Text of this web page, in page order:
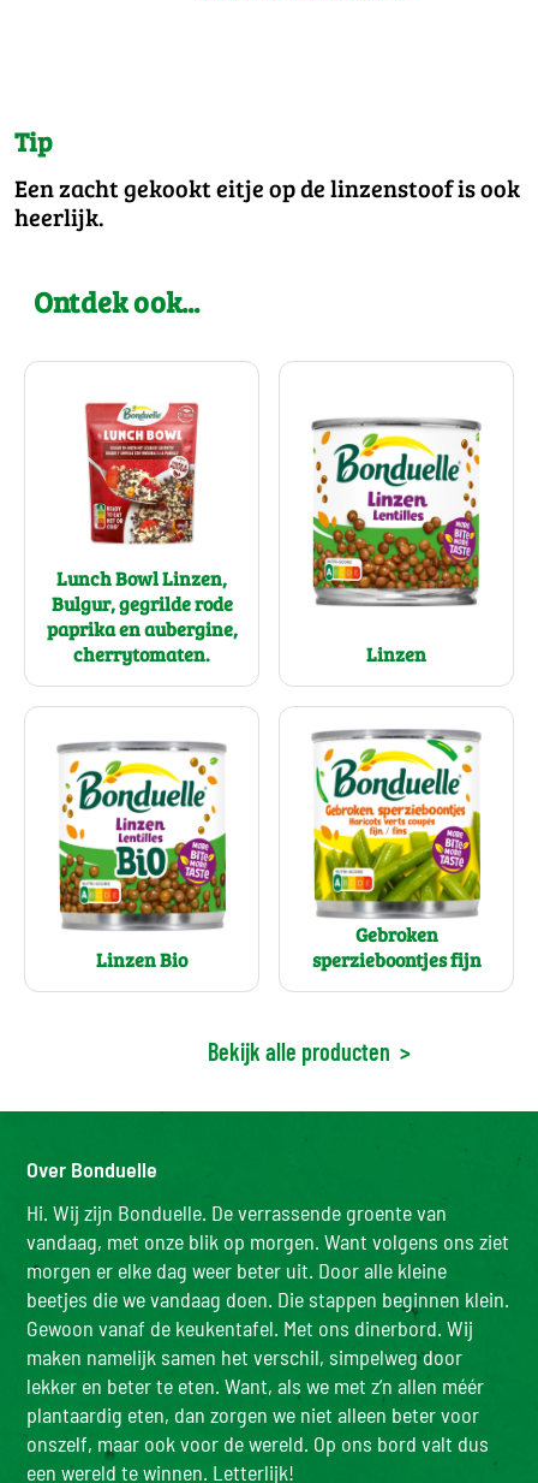
Tip
Een zacht gekookt eitje op de linzenstoof is ook
heerlijk.
Ontdek ook...
Lunch Bowl Linzen,
Bulgur, gegrilde rode
paprika en aubergine,
cherrytomaten.
Linzen
Linzen Bio
Gebroken
sperzieboontjes fijn
Bekijk alle producten >
Over Bonduelle
Hi. Wij zijn Bonduelle. De verrassende groente van
vandaag, met onze blik op morgen. Want volgens ons ziet
morgen er elke dag weer beter uit. Door alle kleine
beetjes die we vandaag doen. Die stappen beginnen klein.
Gewoon vanaf de keukentafel. Met ons dinerbord. Wij
maken namelijk samen het verschil, simpelweg door
lekker en beter te eten. Want, als we met z’n allen méér
plantaardig eten, dan zorgen we niet alleen beter voor
onszelf, maar ook voor de wereld. Op ons bord valt dus
een wereld te winnen. Letterlijk!